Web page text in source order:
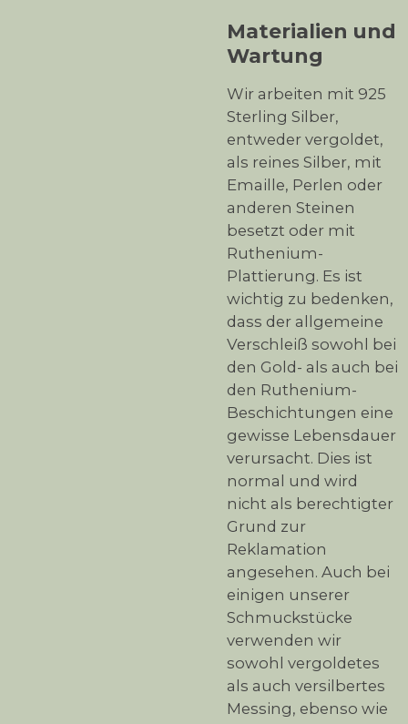
Materialien und
Wartung
Wir arbeiten mit 925
Sterling Silber,
entweder vergoldet,
als reines Silber, mit
Emaille, Perlen oder
anderen Steinen
besetzt oder mit
Ruthenium-
Plattierung. Es ist
wichtig zu bedenken,
dass der allgemeine
Verschleiß sowohl bei
den Gold- als auch bei
den Ruthenium-
Beschichtungen eine
gewisse Lebensdauer
verursacht. Dies ist
normal und wird
nicht als berechtigter
Grund zur
Reklamation
angesehen. Auch bei
einigen unserer
Schmuckstücke
verwenden wir
sowohl vergoldetes
als auch versilbertes
Messing, ebenso wie